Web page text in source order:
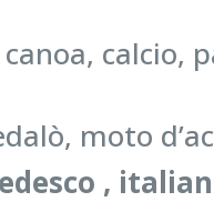
calcio,
moto
,